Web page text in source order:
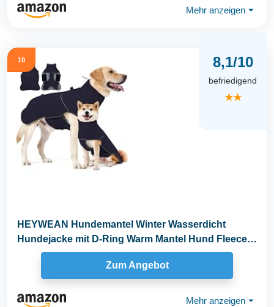
Mehr anzeigen ⏷
10 8,1/10
befriedigend
★★
HEYWEAN Hundemantel Winter Wasserdicht
Hundejacke mit D-Ring Warm Mantel Hund Fleece
Hundepullover...
Zum Angebot
Mehr anzeigen ⏷